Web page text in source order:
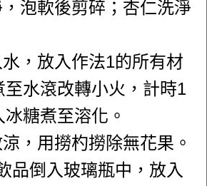
泡軟後剪碎；杏仁洗淨
，放入作法1的所有材
至水滾改轉小火，計時1
糖煮至溶化。
，用撈杓撈除無花果。
品倒入玻璃瓶中，放入